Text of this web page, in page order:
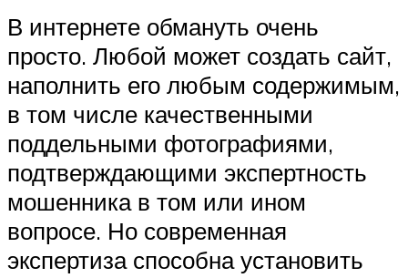
В интернете обмануть очень
просто. Любой может создать сайт,
наполнить его любым содержимым,
в том числе качественными
поддельными фотографиями,
подтверждающими экспертность
мошенника в том или ином
вопросе. Но современная
экспертиза способна установить